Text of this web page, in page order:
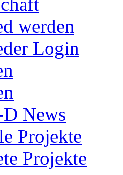
werden
Login
News
Projekte
Projekte